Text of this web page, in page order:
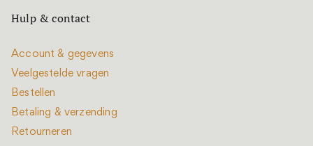
Hulp & contact
Account & gegevens
Veelgestelde vragen
Bestellen
Betaling & verzending
Retourneren